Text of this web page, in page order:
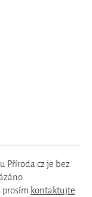
Příroda.cz je bez
prosím kontaktujte